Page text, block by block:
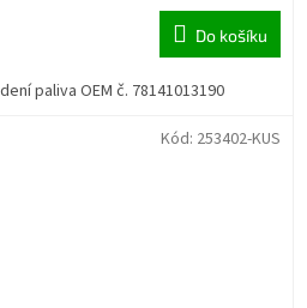
Do košíku
paliva OEM č. 78141013190
Kód: 253402-KUS